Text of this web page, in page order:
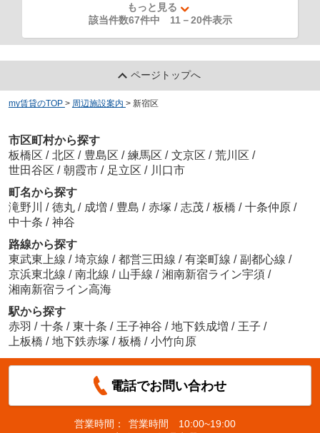
もっと見る
該当件数67件中 11 －20件表示
ページトップへ
my賃貸のTOP > 周辺施設案内 > 新宿区
市区町村から探す
板橋区 / 北区 / 豊島区 / 練馬区 / 文京区 / 荒川区 /
世田谷区 / 朝霞市 / 足立区 / 川口市
町名から探す
滝野川 / 徳丸 / 成増 / 豊島 / 赤塚 / 志茂 / 板橋 / 十条仲原 /
中十条 / 神谷
路線から探す
東武東上線 / 埼京線 / 都営三田線 / 有楽町線 / 副都心線 /
京浜東北線 / 南北線 / 山手線 / 湘南新宿ライン宇須 /
湘南新宿ライン高海
駅から探す
赤羽 / 十条 / 東十条 / 王子神谷 / 地下鉄成増 / 王子 /
上板橋 / 地下鉄赤塚 / 板橋 / 小竹向原
電話でお問い合わせ
営業時間：
営業時間 10:00~19:00